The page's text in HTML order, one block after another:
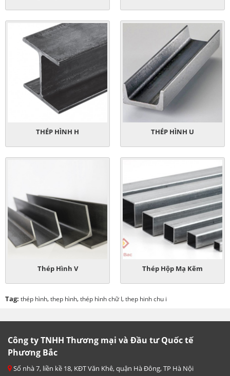
THÉP HÌNH H THÉP HÌNH U
Thép Hình V Thép Hộp Mạ Kẽm
Tag: thép hình,thep hình,thép hình chữ I,thep hinh chu i
Công ty TNHH Thương mại và Đầu tư Quốc tế
Phương Bắc
Số nhà 7, liền kề 18, KĐT Văn Khê, quận Hà Đông, TP Hà Nội